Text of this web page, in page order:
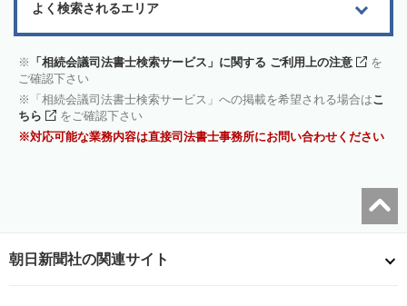
よく検索されるエリア
「相続会議司法書士検索サービス」に関する ご利用上の注意
を
ご確認下さい
「相続会議司法書士検索サービス」への掲載を希望される場合はこ
ちら
をご確認下さい
対応可能な業務内容は直接司法書士事務所にお問い合わせください
朝日新聞社の関連サイト